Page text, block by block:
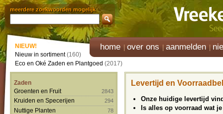
meerdere zoekwoorden mogelijk
home over ons aanmelden
NIEUW!
Nieuw in sortiment(160)
Eco en Oké Zaden en Plantgoed (2017)
Zaden
Groenten en Fruit
2843
Kruiden en Specerijen 294
Nuttige Planten 78
Levertijd en
Onze huidige levertijd
Is alles op voorraad wat